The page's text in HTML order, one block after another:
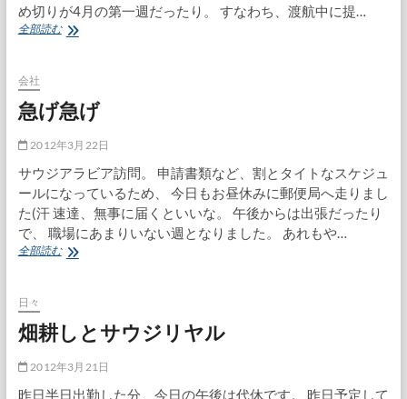
め切りが4月の第一週だったり。 すなわち、渡航中に提…
全部読むア
講
会社
急げ急げ
2012年3月22日
サウジアラビア訪問。 申請書類など、割とタイトなスケジュ
ールになっているため、 今日もお昼休みに郵便局へ走りまし
た(汗 速達、無事に届くといいな。 午後からは出張だったり
で、 職場にあまりいない週となりました。 あれもや…
全部読む急
日々
畑耕しとサウジリヤル
2012年3月21日
昨日半日出勤した分、今日の午後は代休です。 昨日予定して